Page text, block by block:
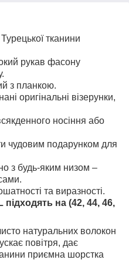
тканини
рукав фасону
з планкою.
оригінальні візерунки,
носіння або
чудовим подарунком для
з будь-яким низом –
та виразності.
підходять на (42, 44, 46,
натуральних волокон
повітря, дає
приємна шорстка